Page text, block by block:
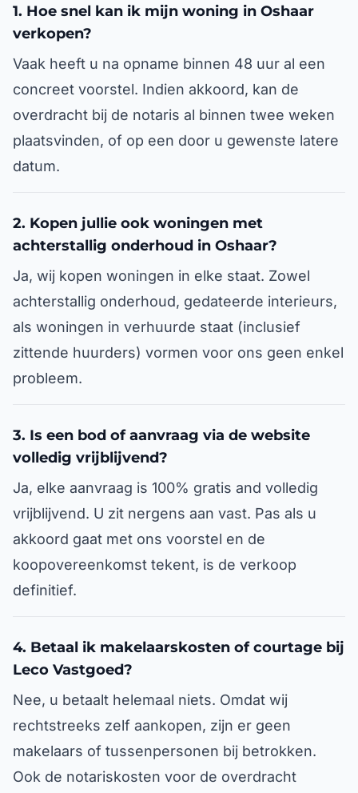
1. Hoe snel kan ik mijn woning in Oshaar
verkopen?
Vaak heeft u na opname binnen 48 uur al een
concreet voorstel. Indien akkoord, kan de
overdracht bij de notaris al binnen twee weken
plaatsvinden, of op een door u gewenste latere
datum.
2. Kopen jullie ook woningen met
achterstallig onderhoud in Oshaar?
Ja, wij kopen woningen in elke staat. Zowel
achterstallig onderhoud, gedateerde interieurs,
als woningen in verhuurde staat (inclusief
zittende huurders) vormen voor ons geen enkel
probleem.
3. Is een bod of aanvraag via de website
volledig vrijblijvend?
Ja, elke aanvraag is 100% gratis and volledig
vrijblijvend. U zit nergens aan vast. Pas als u
akkoord gaat met ons voorstel en de
koopovereenkomst tekent, is de verkoop
definitief.
4. Betaal ik makelaarskosten of courtage bij
Leco Vastgoed?
Nee, u betaalt helemaal niets. Omdat wij
rechtstreeks zelf aankopen, zijn er geen
makelaars of tussenpersonen bij betrokken.
Ook de notariskosten voor de overdracht